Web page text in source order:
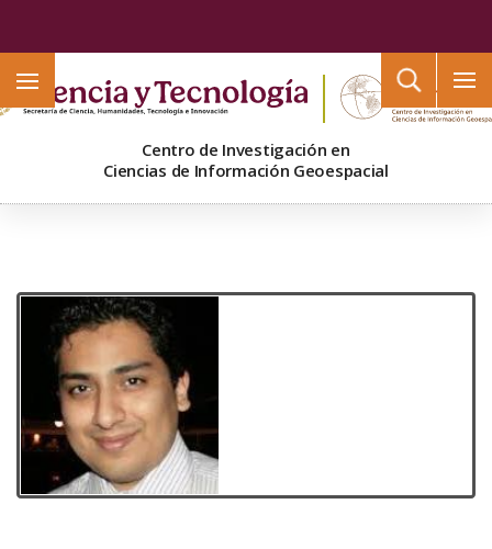
Centro de Investigación en
Ciencias de Información Geoespacial